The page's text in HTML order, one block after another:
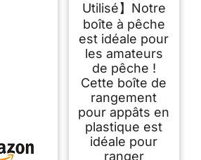
Utilisé】Notre
boîte à pêche
est idéale pour
les amateurs
de pêche !
Cette boîte de
rangement
pour appâts en
plastique est
idéale pour
ranger